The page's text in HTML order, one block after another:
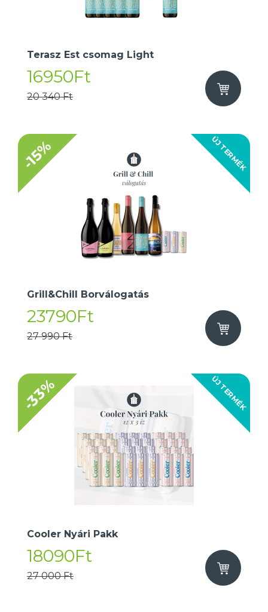
Terasz Est csomag Light
16950Ft
20 340 Ft
ÚJ TERMÉK
-15%
Grill&Chill Borválogatás
23790Ft
27 990 Ft
ÚJ TERMÉK
-33%
Cooler Nyári Pakk
18090Ft
27 000 Ft